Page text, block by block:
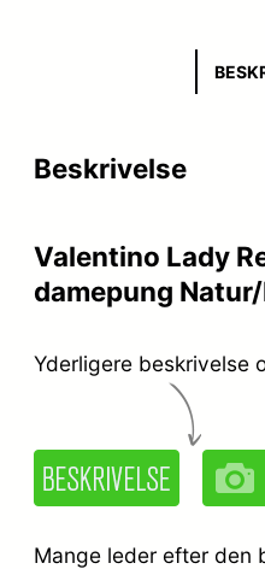
Beskrivelse
Valentino Lady
damepung
Yderligere beskrivelse
Mange leder efter den